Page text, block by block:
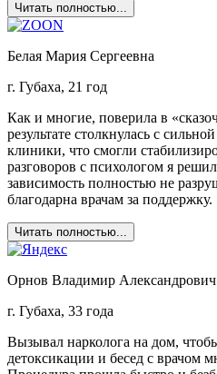
Читать полностью...
Белая Мария Сергеевна
г. Губаха, 21 год
Как и многие, поверила в
результате столкнулась с
клиники, что смогли
разговоров с психологом я
зависимость полностью не
благодарна врачам за поддержку.
Читать полностью...
Орнов Владимир Александрович
г. Губаха, 33 года
Вызывал нарколога на дом,
детоксикации и бесед с врачом